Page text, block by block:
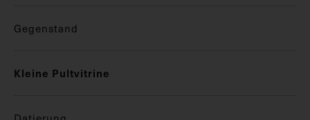
Gegenstand
Kleine Pultvitrine